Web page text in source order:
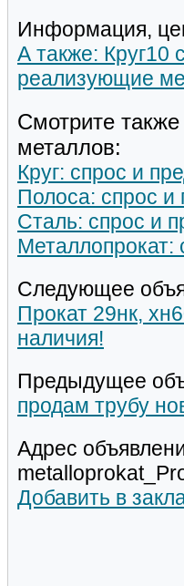
Информация,
А также: Круг10
реализующие
Смотрите
металлов:
Круг: спрос и
Полоса: спрос и
Сталь: спрос и
Металлопрокат:
Следующее
Прокат 29нк,
наличия!
Предыдущее
продам трубу
Адрес
Добавить в